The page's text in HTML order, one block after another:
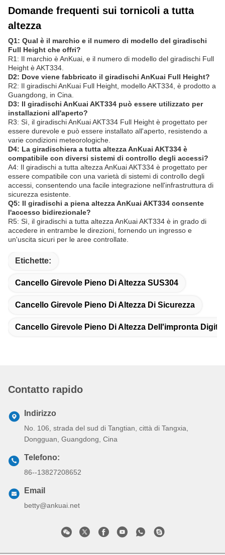
Aggiornamenti del firmware:
Notifiche e supporto per
l'installazione degli ultimi aggiornamenti del firmware per
mantenere aggiornato e sicuro il software del vostro giradischi.
Ricambi e riparazioni:
ricambio e sul coordinamento dei servizi di riparazione per
risolvere eventuali usura o danni che il vostro tornicoletto
potrebbe incontrare.
Servizio di garanzia:
garanzia per il vostro giradischi a tutta altezza, compresa la
procedura per richiedere il servizio di garanzia, se necessario.
Per qualsiasi domanda o preoccupazione riguardante il tuo
giradischi Full Height, il nostro team di supporto al prodotto è
pronto ad assisterti con consulenza di esperti e soluzioni su
misura per le tue esigenze specifiche.
Domande frequenti sui tornicoli a tutta
altezza
Q1: Qual è il marchio e il numero di modello del giradischi
Full Height che offri?
R1: Il marchio è AnKuai, e il numero di modello del giradischi Full
Height è AKT334.
D2: Dove viene fabbricato il giradischi AnKuai Full Height?
R2: Il giradischi AnKuai Full Height, modello AKT334, è prodotto a
Guangdong, in Cina.
D3: Il giradischi AnKuai AKT334 può essere utilizzato per
R3: Sì, il giradischi AnKuai AKT334 Full Height è progettato per
essere durevole e può essere installato all'aperto, resistendo a
D4: La giradischiera a tutta altezza AnKuai AKT334 è
A4: Il giradischi a tutta altezza AnKuai AKT334 è progettato per
sicurezza esistente.
Etichette:
Cancello Girevole Pieno Di Altezza SUS304
Cancello Girevole Pieno Di Altezza Di Sicurezza
Cancello Girevole Pieno Di Altezza Dell'impronta
Contatto rapido